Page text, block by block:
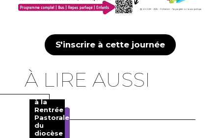
S'inscrire à cette journée
À LIRE AUSSI
Invitation
à la
Rentrée
Pastorale
du
diocèse